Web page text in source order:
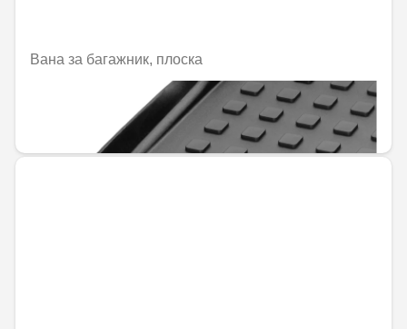
Вана за багажник, плоска
144,00 € / 281,64 лв.